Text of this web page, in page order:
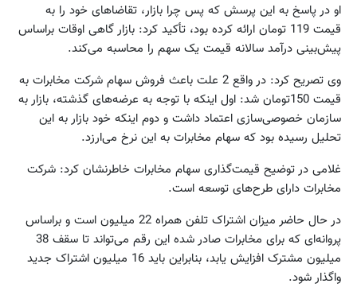
او در پاسخ به این پرسش که پس چرا بازار، تقاضاهای خود را به
قیمت 119 تومان ارائه کرده بود، تأکید کرد: بازار گاهی اوقات براساس
پیش‌بینی درآمد سالانه قیمت یک سهم را محاسبه می‌کند.
وی تصریح کرد: در واقع 2 علت باعث فروش سهام شرکت مخابرات به
قیمت 150تومان شد: اول اینکه با توجه به عرضه‌های گذشته، بازار به
سازمان خصوصی‌سازی‌ اعتماد داشت و دوم اینکه خود بازار به این
تحلیل رسیده بود که سهام مخابرات به این نرخ می‌ارزد.
غلامی در توضیح قیمت‌گذاری سهام مخابرات خاطرنشان کرد: شرکت
مخابرات دارای طرح‌های توسعه است.
در حال حاضر میزان اشتراک تلفن همراه 22 میلیون است و براساس
پروانه‌ای که برای مخابرات صادر شده این رقم می‌تواند تا سقف 38
میلیون مشترک افزایش یابد، بنابراین باید 16 میلیون اشتراک جدید
واگذار شود.